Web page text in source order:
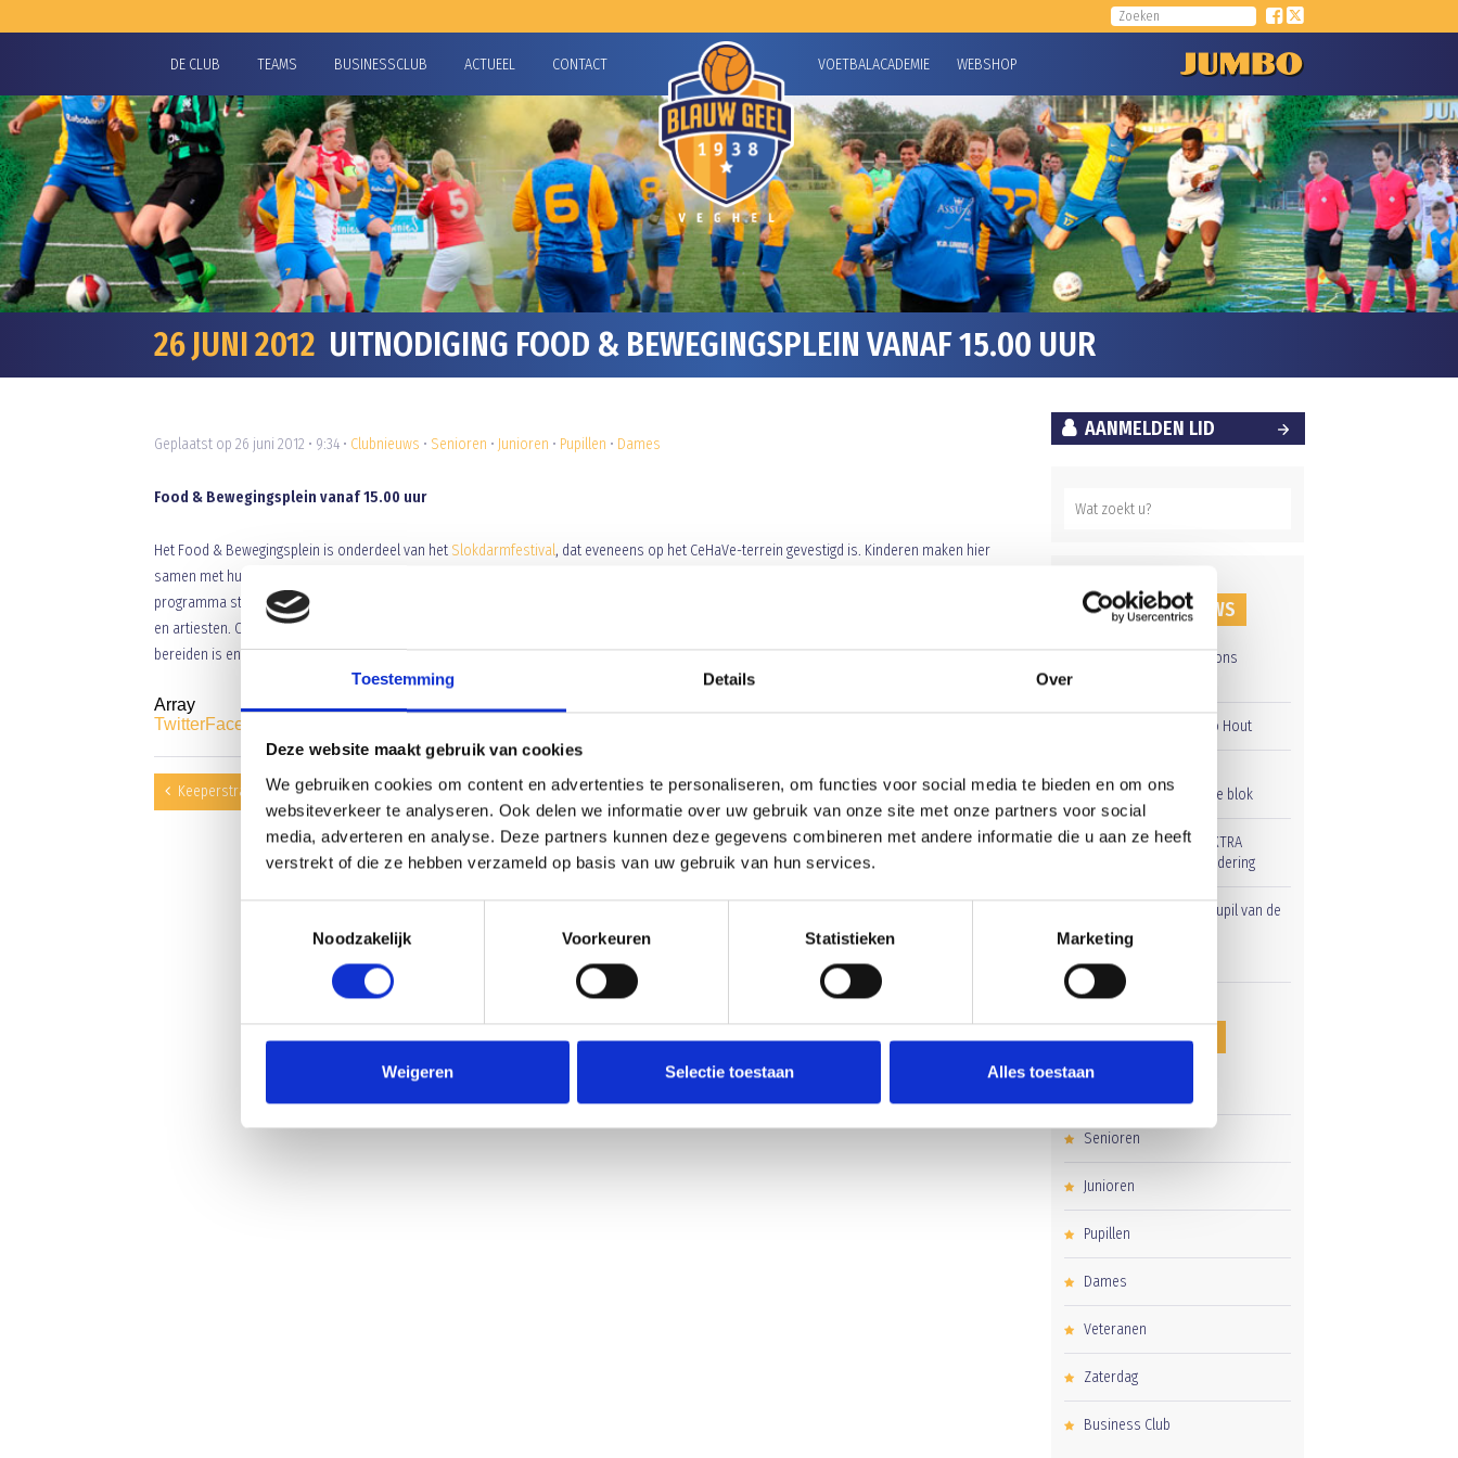
Toestemming Details Over
Deze website maakt gebruik van cookies
We gebruiken cookies om content en advertenties te personaliseren, om functies voor social media te bieden en om ons
websiteverkeer te analyseren. Ook delen we informatie over uw gebruik van onze site met onze partners voor social
media, adverteren en analyse. Deze partners kunnen deze gegevens combineren met andere informatie die u aan ze heeft
verstrekt of die ze hebben verzameld op basis van uw gebruik van hun services.
Noodzakelijk
Voorkeuren Statistieken Marketing
Weigeren Selectie toestaan Alles toestaan
DE CLUB TEAMS BUSINESSCLUB ACTUEEL CONTACT VOETBALACADEMIE WEBSHOP
26 JUNI 2012 UITNODIGING FOOD & BEWEGINGSPLEIN VANAF 15.00 UUR
Geplaatst op 26 juni 2012 • 9:34 • Clubnieuws • Senioren • Junioren • Pupillen • Dames
Food & Bewegingsplein vanaf 15.00 uur
Het Food & Bewegingsplein is onderdeel van het Slokdarmfestival, dat eveneens op het CeHaVe-terrein gevestigd is. Kinderen maken hier
samen met hun ouders spelenderwijs en op een unieke manier kennis met sport, spel, cultuur, beweging en gezonde voeding. Op het
programma staan zinderende optredens met dans, beweging, theater en workshops onder leiding van (bekende) sporters, dansers, koks
en artiesten. Op dit plein is ook het JOGG-paviljoen gevestigd, waar kinderen leren dat gezonde voeding eigenlijk heel lekker en makkelijk te
bereiden is en bewegen ook gewoon leuk kan zijn.
Array
TwitterFacebook
Keeperstrainer Rudie Geurts verlengt zijn contract Leiders gevraagd voor de D-afdeling
AANMELDEN LID
RECENT NIEUWS
Groot onderhoud op ons
Overwinning op Mierlo Hout
oefenwedstrijd tweede blok
Uitnodiging voor de EXTRA
Algemene Ledenvergadering
Word jij de volgende Pupil van de
Week bij BlauwGeel?
CATEGORIEËN
Senioren
Junioren
Pupillen
Dames
Veteranen
Zaterdag
Business Club